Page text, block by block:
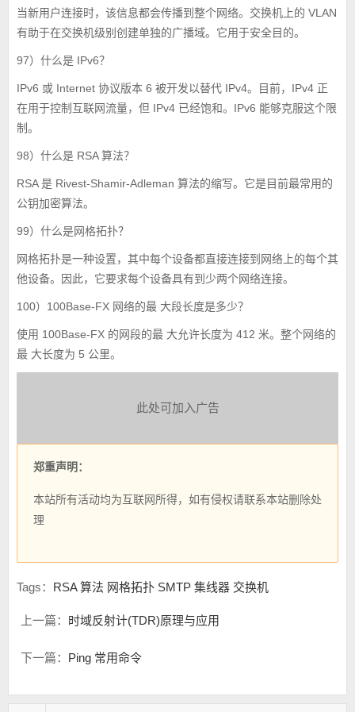
当新用户连接时，该信息都会传播到整个网络。交换机上的 VLAN
有助于在交换机级别创建单独的广播域。它用于安全目的。
97）什么是 IPv6？
IPv6 或 Internet 协议版本 6 被开发以替代 IPv4。目前，IPv4 正
在用于控制互联网流量，但 IPv4 已经饱和。IPv6 能够克服这个限
制。
98）什么是 RSA 算法？
RSA 是 Rivest-Shamir-Adleman 算法的缩写。它是目前最常用的
公钥加密算法。
99）什么是网格拓扑？
网格拓扑是一种设置，其中每个设备都直接连接到网络上的每个其
他设备。因此，它要求每个设备具有到少两个网络连接。
100）100Base-FX 网络的最 大段长度是多少？
使用 100Base-FX 的网段的最 大允许长度为 412 米。整个网络的
最 大长度为 5 公里。
此处可加入广告
郑重声明：
本站所有活动均为互联网所得，如有侵权请联系本站删除处
理
Tags： RSA 算法 网格拓扑 SMTP 集线器 交换机
上一篇： 时域反射计(TDR)原理与应用
下一篇： Ping 常用命令